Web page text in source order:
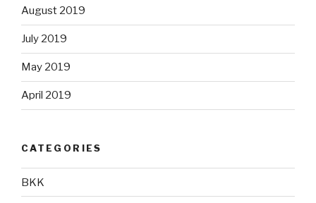
August 2019
July 2019
May 2019
April 2019
CATEGORIES
BKK